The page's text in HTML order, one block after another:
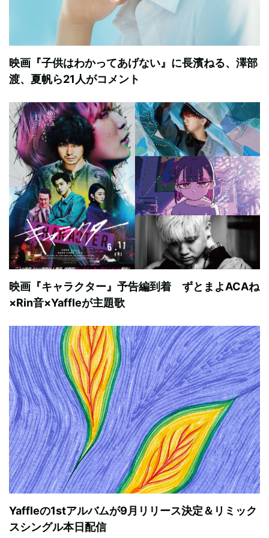
映画『子供はわかってあげない』に長濱ねる、澤部
渡、夏帆ら21人がコメント
映画『キャラクター』予告編到着 ずとまよACAね
×Rin音×Yaffleが主題歌
Yaffleの1stアルバムが9月リリース決定＆リミック
スシングル本日配信